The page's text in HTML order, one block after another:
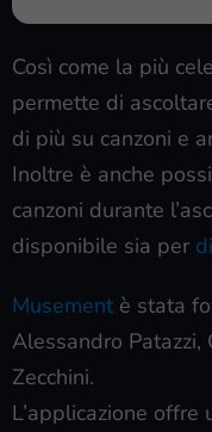
Così come la più
permette di
di più su canzoni e
Inoltre è anche
canzoni durante
disponibile sia per
Musement è stata
Alessandro Patazzi,
Zecchini.
L’applicazione